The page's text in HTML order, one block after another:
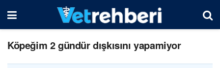
Köpeğim 2 gündür dışkısını yapamiyor